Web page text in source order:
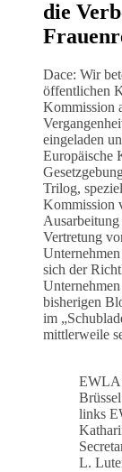
die
Dace: Wir
öffentlichen
Kommission
eingeladen
Europäische
Trilog,
Kommission
Vertretung
sich der
bisherigen
im
mittlerweile
EWLA
links
L.